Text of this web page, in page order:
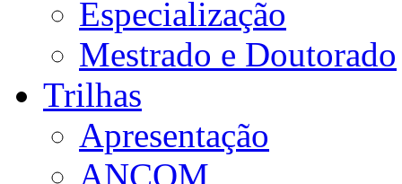
Especialização
Mestrado e Doutorado
Trilhas
Apresentação
ANCOM